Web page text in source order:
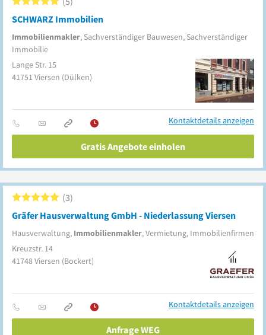
SCHWARZ Immobilien
Immobilienmakler, Sachverständiger Bauwesen, Sachverständiger
Immobilie
Lange Str. 15
41751 Viersen (Dülken)
Kontaktdetails anzeigen
Gratis Angebote einholen
Gräfer Hausverwaltung GmbH - Niederlassung Viersen
Hausverwaltung, Immobilienmakler, Vermietung, Immobilienfirmen
3
Kreuzstr. 14
41748Viersen (Bockert)
Kontaktdetails anzeigen
Anfrage WEG